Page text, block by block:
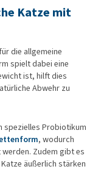
Katze mit
die allgemeine
spielt dabei eine
ist, hilft dies
Abwehr zu
spezielles Probiotikum
, wodurch
Zudem gibt es
äußerlich stärken